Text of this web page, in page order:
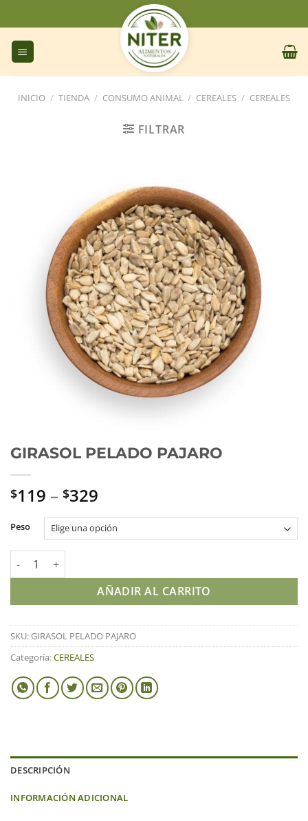
al
contenido
INICIO / TIENDA / CONSUMO ANIMAL / CEREALES / CEREALES
FILTRAR
GIRASOL PELADO PAJARO
$119 – $329
Peso
GIRASOL PELADO PAJARO cantidad
AÑADIR AL CARRITO
SKU: GIRASOL PELADO PAJARO
Categoría:CEREALES
DESCRIPCIÓN
INFORMACIÓN ADICIONAL